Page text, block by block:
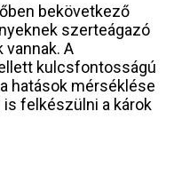
bekövetkező
szerteágazó
vannak. A
kulcsfontosságú
hatások mérséklése
felkészülni a károk